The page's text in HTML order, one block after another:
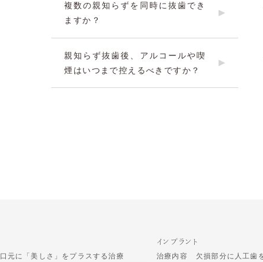
複数の親知らずを同時に抜歯でき
ますか？
親知らず抜歯後、アルコールや喫
煙はいつまで控えるべきですか？
口元に「美しさ」をプラスする治療
インプラント
治療内容
欠損部分に人工歯